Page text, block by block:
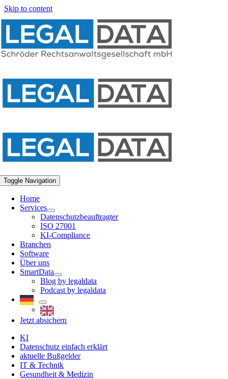
Skip to content
Toggle Navigation
Home
Services
Datenschutzbeauftragter
ISO 27001
KI-Compliance
Branchen
Software
Über uns
SmartData
Blog by legaldata
Podcast by legaldata
Jetzt absichern
KI
Datenschutz einfach erklärt
aktuelle Bußgelder
IT & Technik
Gesundheit & Medizin